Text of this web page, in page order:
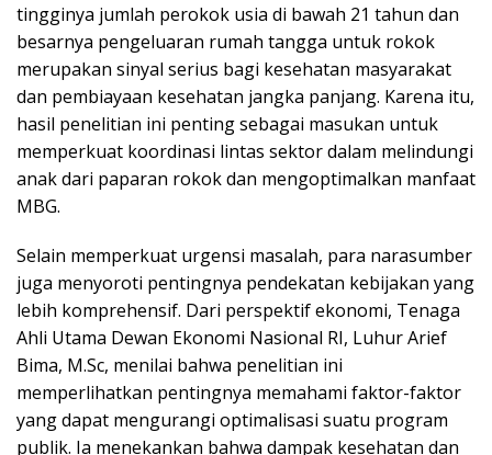
tingginya jumlah perokok usia di bawah 21 tahun dan
besarnya pengeluaran rumah tangga untuk rokok
merupakan sinyal serius bagi kesehatan masyarakat
dan pembiayaan kesehatan jangka panjang. Karena itu,
hasil penelitian ini penting sebagai masukan untuk
memperkuat koordinasi lintas sektor dalam melindungi
anak dari paparan rokok dan mengoptimalkan manfaat
MBG.
Selain memperkuat urgensi masalah, para narasumber
juga menyoroti pentingnya pendekatan kebijakan yang
lebih komprehensif. Dari perspektif ekonomi, Tenaga
Ahli Utama Dewan Ekonomi Nasional RI, Luhur Arief
Bima, M.Sc, menilai bahwa penelitian ini
memperlihatkan pentingnya memahami faktor-faktor
yang dapat mengurangi optimalisasi suatu program
publik. Ia menekankan bahwa dampak kesehatan dan